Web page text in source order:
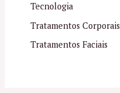
Tecnologia
Tratamentos Corporais
Tratamentos Faciais